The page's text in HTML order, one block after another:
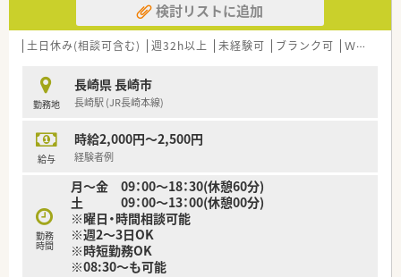
【募集背景と求める人物像について】
■今後の体制強化を見据えた増員募集であり、共に成長していけ
る方を求めています。
働きたい方を歓迎します。
■新しい医薬品の情報に興味があり、積極的に知識を吸収したい
という意欲のある方です。
【法人特徴について】
■長崎市を中心に店舗展開しており、今後もM&A等により店舗
■代表も薬剤師として現場の状況を把握することに努め、スタッ
フとの距離が近いです。
■薬剤師の業務負担を軽減するため積極的に機材を導入してお
り、薬剤師は投薬に集中できる環境づくりを会社全体としておこ
なっております。
検討リストに追加
土日休み(相談可含む) 週32h以上 未経験可 ブランク可 Ｗワーク可
勤務地
長崎県 長崎市
長崎駅 (JR長崎本線)
給与
時給2,000円～2,500円
経験者例
勤務
時間
月～金 09：00～18：30(休憩60分)
土 09：00～13：00(休憩00分)
※曜日・時間相談可能
※週2～3日OK
※時短勤務OK
※08:30～も可能